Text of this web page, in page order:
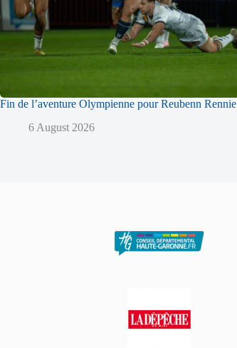
Fin de l’aventure Olympienne pour Reubenn Rennie
6 August 2026